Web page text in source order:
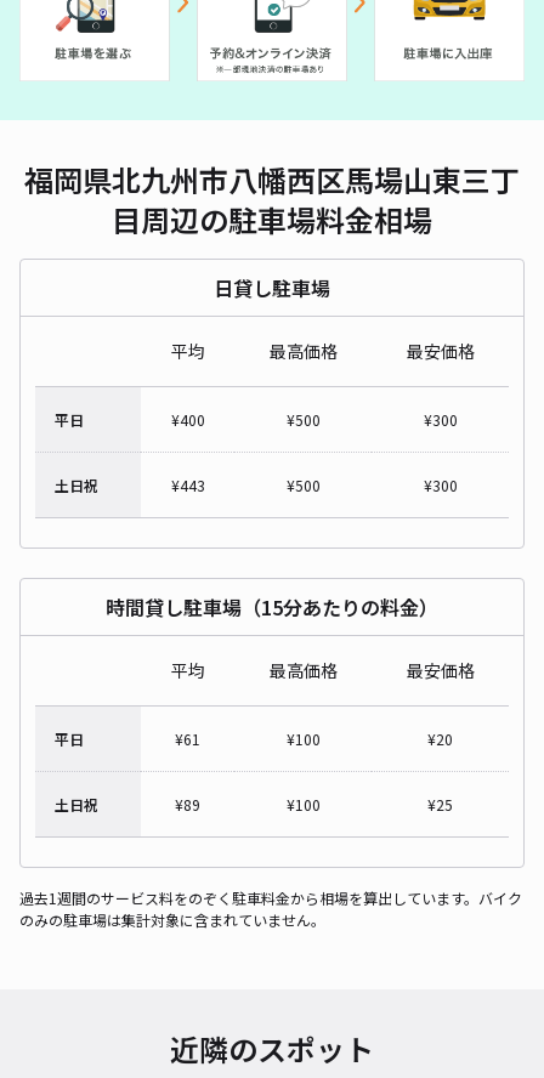
福岡県北九州市八幡西区馬場山東三丁
目周辺の駐車場料金相場
日貸し駐車場
平均 最高価格 最安価格
平日 ¥400 ¥500 ¥300
土日祝 ¥443 ¥500 ¥300
時間貸し駐車場（15分あたりの料金）
平均 最高価格 最安価格
平日 ¥61 ¥100 ¥20
土日祝 ¥89 ¥100 ¥25
過去1週間のサービス料をのぞく駐車料金から相場を算出しています。バイク
のみの駐車場は集計対象に含まれていません。
近隣のスポット